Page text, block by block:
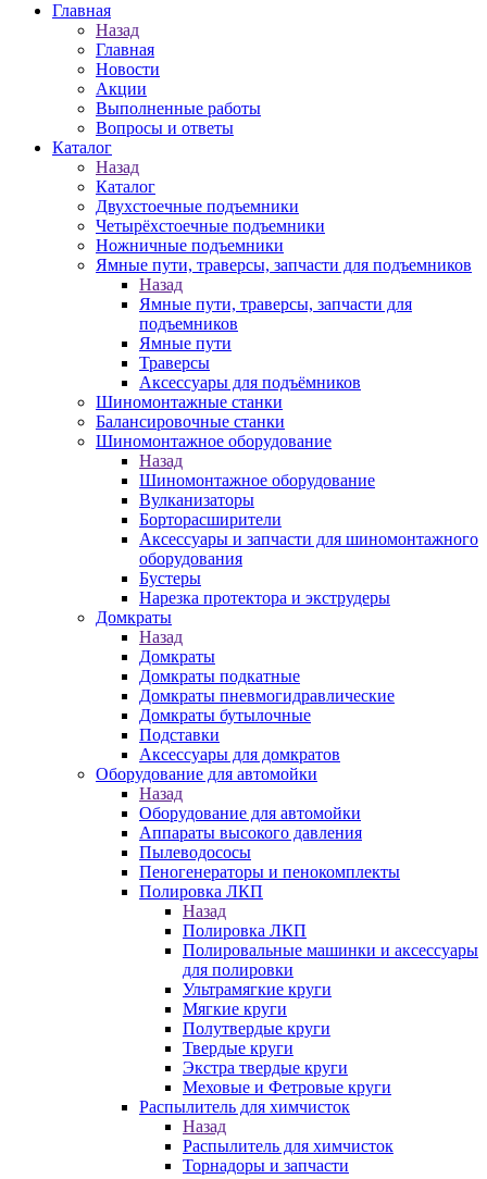
Главная
Назад
Главная
Новости
Акции
Выполненные работы
Вопросы и ответы
Каталог
Назад
Каталог
Двухстоечные подъемники
Четырёхстоечные подъемники
Ножничные подъемники
Ямные пути, траверсы, запчасти для подъемников
Назад
Ямные пути, траверсы, запчасти для
подъемников
Ямные пути
Траверсы
Аксессуары для подъёмников
Шиномонтажные станки
Балансировочные станки
Шиномонтажное оборудование
Назад
Шиномонтажное оборудование
Вулканизаторы
Борторасширители
Аксессуары и запчасти для шиномонтажного
оборудования
Бустеры
Нарезка протектора и экструдеры
Домкраты
Назад
Домкраты
Домкраты подкатные
Домкраты пневмогидравлические
Домкраты бутылочные
Подставки
Аксессуары для домкратов
Оборудование для автомойки
Назад
Оборудование для автомойки
Аппараты высокого давления
Пылеводососы
Пеногенераторы и пенокомплекты
Полировка ЛКП
Назад
Полировка ЛКП
Полировальные машинки и аксессуары
для полировки
Ультрамягкие круги
Мягкие круги
Полутвердые круги
Твердые круги
Экстра твердые круги
Меховые и Фетровые круги
Распылитель для химчисток
Назад
Распылитель для химчисток
Торнадоры и запчасти